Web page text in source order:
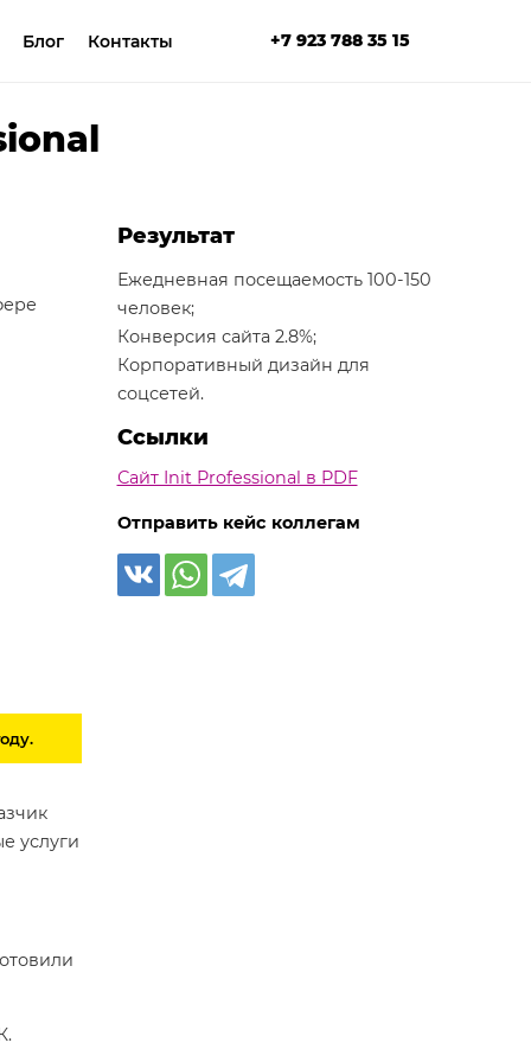
Блог Контакты +7 923 788 35 15
Результат
Ежедневная посещаемость 100-150
человек;
Конверсия сайта 2.8%;
Корпоративный дизайн для
соцсетей.
Ссылки
Сайт Init Professional в PDF
Отправить кейс коллегам
услуги